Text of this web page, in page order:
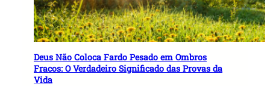
Deus Não Coloca Fardo Pesado em Ombros
Fracos: O Verdadeiro Significado das Provas da
Vida